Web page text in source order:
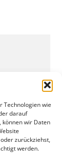
Technologien wie
darauf
können wir Daten
zurückziehst,
werden.
eine
in den